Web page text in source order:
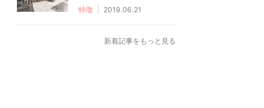
特徴 2019.06.21
新着記事をもっと見る